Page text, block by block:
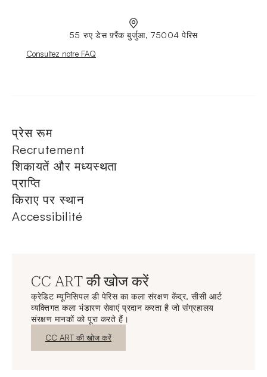
55 रुए डेस फ़्रैंक बुर्जुआ, 75004 पेरिस
Nouvelle fenêtre
Consultez notre FAQ
प्रेस रूम
Recrutement
शिकायतें और मध्यस्थता
प्राप्ति
किराए पर स्थान
Accessibilité
CC ART की खोज करें
क्रेडिट म्यूनिसिपल डी पेरिस का कला संरक्षण केंद्र, सीसी आर्ट
व्यक्तिगत कला भंडारण सेवाएं प्रदान करता है जो संग्रहालय
संरक्षण मानकों को पूरा करते हैं।
नई विंडो
CC ART की खोज करें